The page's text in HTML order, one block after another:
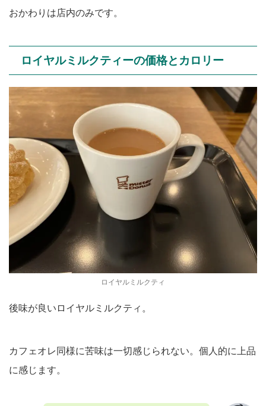
おかわりは店内のみです。
ロイヤルミルクティーの価格とカロリー
ロイヤルミルクティ
後味が良いロイヤルミルクティ。
カフェオレ同様に苦味は一切感じられない。個人的に上品
に感じます。